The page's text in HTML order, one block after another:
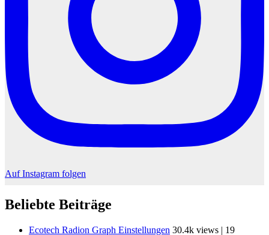
Auf Instagram folgen
Beliebte Beiträge
Ecotech Radion Graph Einstellungen 30.4k views | 19